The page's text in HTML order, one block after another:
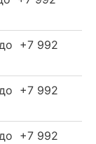
+7 992
+7 992
+7 992